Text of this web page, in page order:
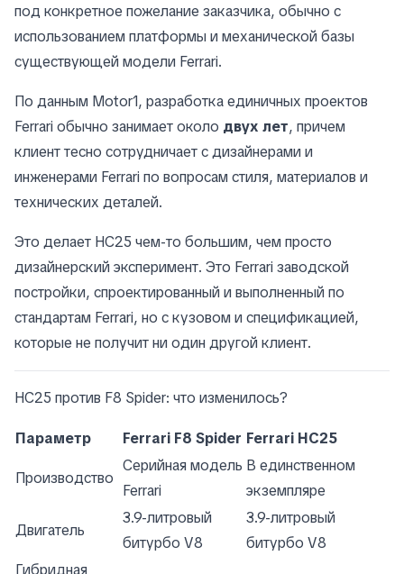
под конкретное пожелание заказчика, обычно с
использованием платформы и механической базы
существующей модели Ferrari.
По данным Motor1, разработка единичных проектов
Ferrari обычно занимает около двух лет, причем
клиент тесно сотрудничает с дизайнерами и
инженерами Ferrari по вопросам стиля, материалов и
технических деталей.
Это делает HC25 чем-то большим, чем просто
дизайнерский эксперимент. Это Ferrari заводской
постройки, спроектированный и выполненный по
стандартам Ferrari, но с кузовом и спецификацией,
которые не получит ни один другой клиент.
HC25 против F8 Spider: что изменилось?
Параметр Ferrari F8 Spider Ferrari HC25
Производство
Серийная модель
Ferrari
В единственном
экземпляре
Двигатель
3.9-литровый
битурбо V8
3.9-литровый
битурбо V8
Гибридная